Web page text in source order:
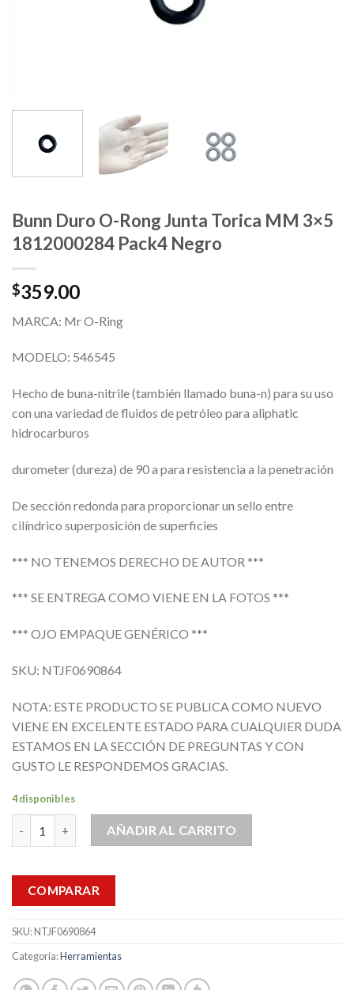
Bunn Duro O-Rong Junta Torica MM 3×5
1812000284 Pack4 Negro
$359.00
MARCA: Mr O-Ring
MODELO: 546545
Hecho de buna-nitrile (también llamado buna-n) para su uso
con una variedad de fluidos de petróleo para aliphatic
hidrocarburos
durometer (dureza) de 90 a para resistencia a la penetración
De sección redonda para proporcionar un sello entre
cilíndrico superposición de superficies
*** NO TENEMOS DERECHO DE AUTOR ***
*** SE ENTREGA COMO VIENE EN LA FOTOS ***
*** OJO EMPAQUE GENÉRICO ***
SKU: NTJF0690864
NOTA: ESTE PRODUCTO SE PUBLICA COMO NUEVO
VIENE EN EXCELENTE ESTADO PARA CUALQUIER DUDA
ESTAMOS EN LA SECCIÓN DE PREGUNTAS Y CON
GUSTO LE RESPONDEMOS GRACIAS.
4 disponibles
Bunn Duro O-Rong Junta Torica MM 3x5 1812000284 Pack4
AÑADIR AL CARRITO
COMPARAR
SKU:NTJF0690864
Categoría:Herramientas